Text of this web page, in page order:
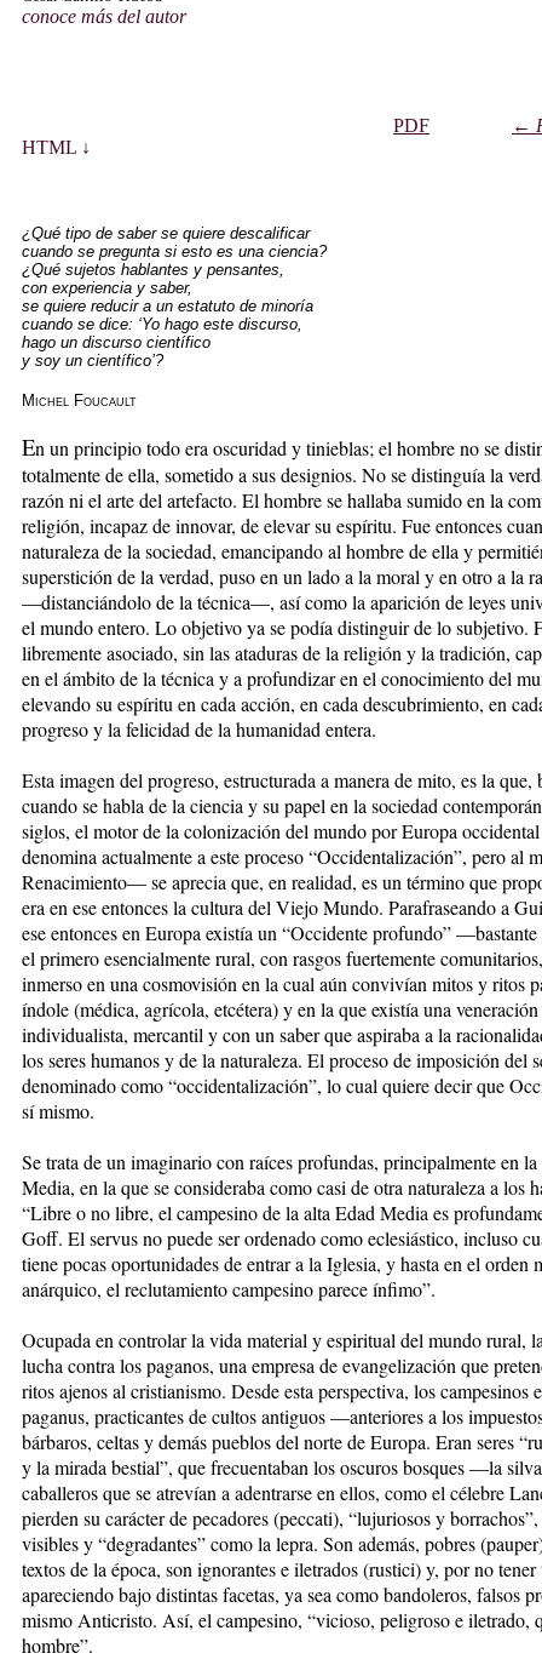
conoce más del autor
HTML ↓
PDF ←
¿Qué tipo de saber se quiere descalificar
cuando se pregunta si esto es una ciencia?
¿Qué sujetos hablantes y pensantes,
con experiencia y saber,
se quiere reducir a un estatuto de minoría
cuando se dice: ‘Yo hago este discurso,
hago un discurso científico
y soy un científico’?
Michel Foucault
En un principio todo era oscuridad y tinieblas; el hombre no se
totalmente de ella, sometido a sus designios. No se distinguía la
razón ni el arte del artefacto. El hombre se hallaba sumido en la
religión, incapaz de innovar, de elevar su espíritu. Fue entonces
naturaleza de la sociedad, emancipando al hombre de ella y
superstición de la verdad, puso en un lado a la moral y en otro a la
—distanciándolo de la técnica—, así como la aparición de leyes
el mundo entero. Lo objetivo ya se podía distinguir de lo subjetivo.
libremente asociado, sin las ataduras de la religión y la tradición,
en el ámbito de la técnica y a profundizar en el conocimiento del
elevando su espíritu en cada acción, en cada descubrimiento, en
progreso y la felicidad de la humanidad entera.
Esta imagen del progreso, estructurada a manera de mito, es la
cuando se habla de la ciencia y su papel en la sociedad
siglos, el motor de la colonización del mundo por Europa
denomina actualmente a este proceso “Occidentalización”, pero al
Renacimiento— se aprecia que, en realidad, es un término que
era en ese entonces la cultura del Viejo Mundo. Parafraseando a
ese entonces en Europa existía un “Occidente profundo”
el primero esencialmente rural, con rasgos fuertemente
inmerso en una cosmovisión en la cual aún convivían mitos y ritos
índole (médica, agrícola, etcétera) y en la que existía una
individualista, mercantil y con un saber que aspiraba a la
los seres humanos y de la naturaleza. El proceso de imposición del
denominado como “occidentalización”, lo cual quiere decir que
sí mismo.
Se trata de un imaginario con raíces profundas, principalmente en
Media, en la que se consideraba como casi de otra naturaleza a los
“Libre o no libre, el campesino de la alta Edad Media es
Goff. El servus no puede ser ordenado como eclesiástico, incluso
tiene pocas oportunidades de entrar a la Iglesia, y hasta en el
anárquico, el reclutamiento campesino parece ínfimo”.
Ocupada en controlar la vida material y espiritual del mundo rural,
lucha contra los paganos, una empresa de evangelización que
ritos ajenos al cristianismo. Desde esta perspectiva, los
paganus, practicantes de cultos antiguos —anteriores a los
bárbaros, celtas y demás pueblos del norte de Europa. Eran seres
y la mirada bestial”, que frecuentaban los oscuros bosques —la
caballeros que se atrevían a adentrarse en ellos, como el célebre
pierden su carácter de pecadores (peccati), “lujuriosos y
visibles y “degradantes” como la lepra. Son además, pobres
textos de la época, son ignorantes e iletrados (rustici) y, por no
apareciendo bajo distintas facetas, ya sea como bandoleros, falsos
mismo Anticristo. Así, el campesino, “vicioso, peligroso e iletrado,
hombre”.